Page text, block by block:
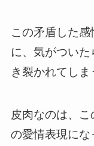
この矛盾した
に、気がついた
き裂かれてしま
皮肉なのは、
の愛情表現にな